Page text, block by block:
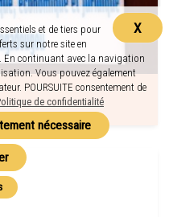
X
et de tiers pour
sur notre site en
continuant avec la navigation
Vous pouvez également
POURSUITE consentement de
de confidentialité